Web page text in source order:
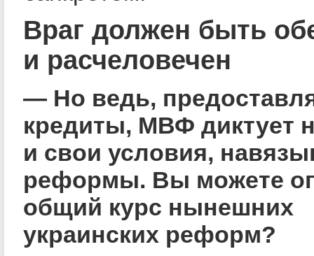
Враг должен быть
и расчеловечен
— Но ведь,
кредиты, МВФ диктует
и свои условия,
реформы. Вы можете
общий курс нынешних
украинских реформ?